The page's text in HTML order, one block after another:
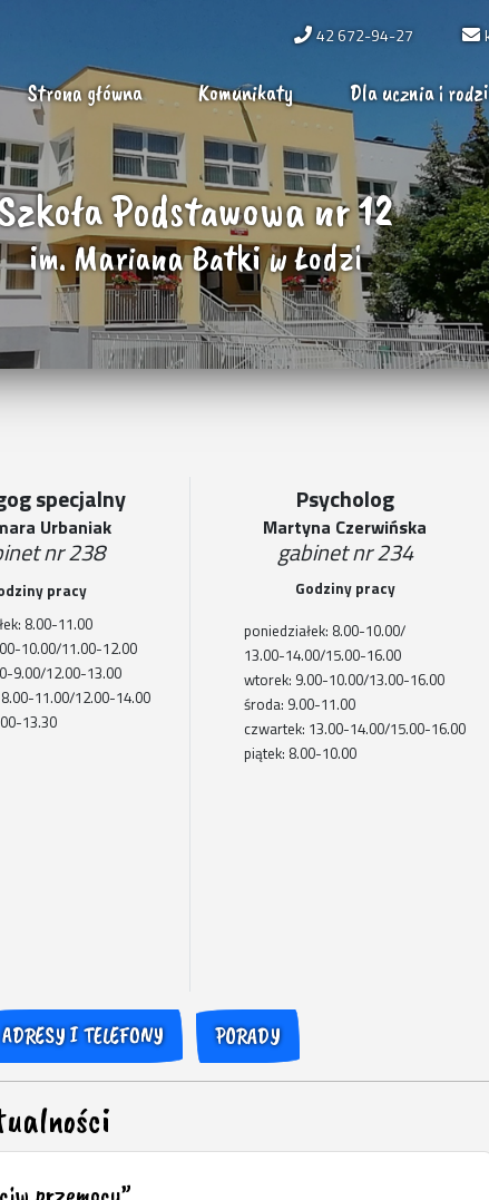
42 672-94-27
Strona główna Komunikaty Dla ucznia i
Podstawowa nr 12
im. Mariana Batki w Łodzi
specjalny
Urbaniak
nr 238
pracy
8.00-11.00
10.00/11.00-12.00
9.00/12.00-13.00
11.00/12.00-14.00
13.30
Psycholog
Martyna Czerwińska
gabinet nr 234
Godziny pracy
poniedziałek: 8.00-10.00/
13.00-14.00/15.00-16.00
wtorek: 9.00-10.00/13.00-16.00
środa: 9.00-11.00
czwartek: 13.00-14.00/15.00-16.00
piątek: 8.00-10.00
ADRESY I TELEFONY PORADY